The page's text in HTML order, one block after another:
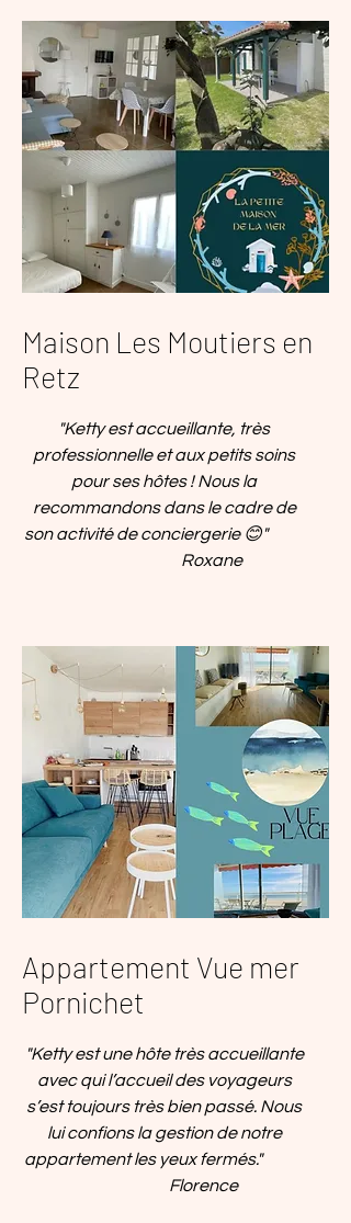
Maison Les Moutiers en
Retz
"Ketty est accueillante, très
professionnelle et aux petits soins
pour ses hôtes ! Nous la
recommandons dans le cadre de
son activité de conciergerie 😊"
Roxane
Appartement Vue mer
Pornichet
"Ketty est une hôte très accueillante
avec qui l’accueil des voyageurs
s’est toujours très bien passé. Nous
lui confions la gestion de notre
appartement les yeux fermés."
Florence